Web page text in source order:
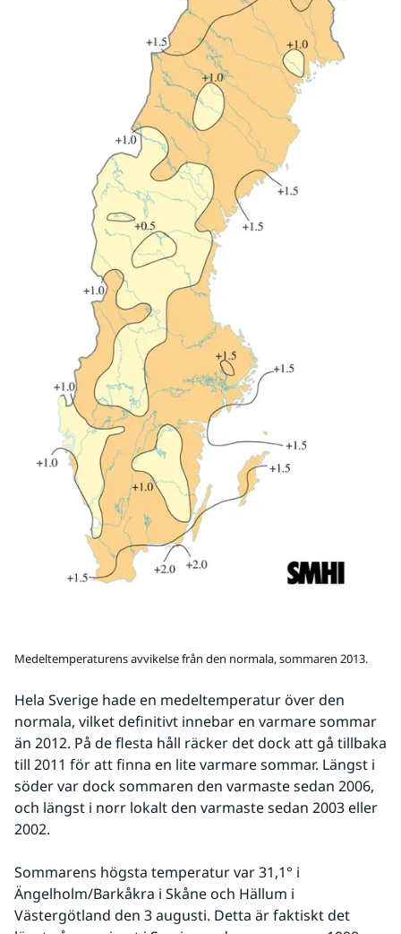
Medeltemperaturens avvikelse från den normala, sommaren 2013.
Hela Sverige hade en medeltemperatur över den
normala, vilket definitivt innebar en varmare sommar
än 2012. På de flesta håll räcker det dock att gå tillbaka
till 2011 för att finna en lite varmare sommar. Längst i
söder var dock sommaren den varmaste sedan 2006,
och längst i norr lokalt den varmaste sedan 2003 eller
2002.
Sommarens högsta temperatur var 31,1° i
Ängelholm/Barkåkra i Skåne och Hällum i
Västergötland den 3 augusti. Detta är faktiskt det